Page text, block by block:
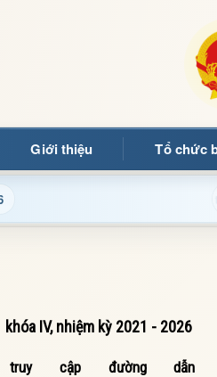
Giới thiệu Tổ chức
thủ tục hành chính và tin tức
IV, nhiệm kỳ 2021 - 2026
cập đường